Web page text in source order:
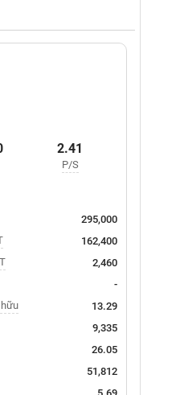
2.41
P/S
295,000
162,400
2,460
-
13.29
9,335
26.05
51,812
5.69